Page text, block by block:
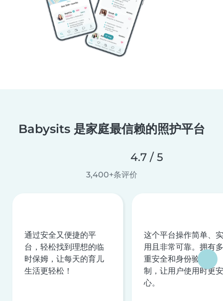
Babysits 是家庭最信赖的照护平台
4.7 / 5
3,400+条评价
通过安全又便捷的平
台，轻松找到理想的临
时保姆，让每天的育儿
生活更轻松！
这个平台操作简单、实
用且非常可靠。拥有多
重安全和身份验证机
制，让用户使用时更安
心。